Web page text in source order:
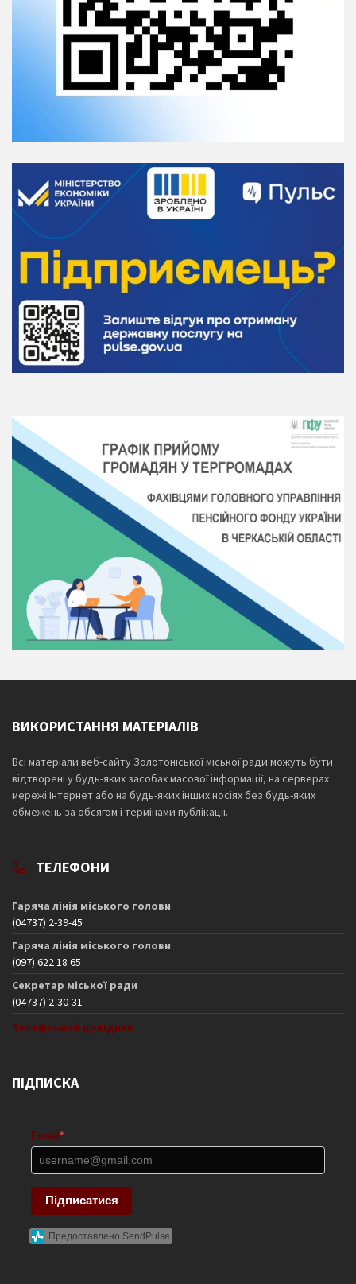
ВИКОРИСТАННЯ МАТЕРІАЛІВ
Всі матеріали веб-сайту Золотоніської міської ради можуть бути
відтворені у будь-яких засобах масової інформації, на серверах
мережі Інтернет або на будь-яких інших носіях без будь-яких
обмежень за обсягом і термінами публікації.
ТЕЛЕФОНИ
Гаряча лінія міського голови
(04737) 2-39-45
Гаряча лінія міського голови
(097) 622 18 65
Секретар міської ради
(04737) 2-30-31
Телефонний довідник
ПІДПИСКА
Email *
Підписатися
Предоставлено SendPulse